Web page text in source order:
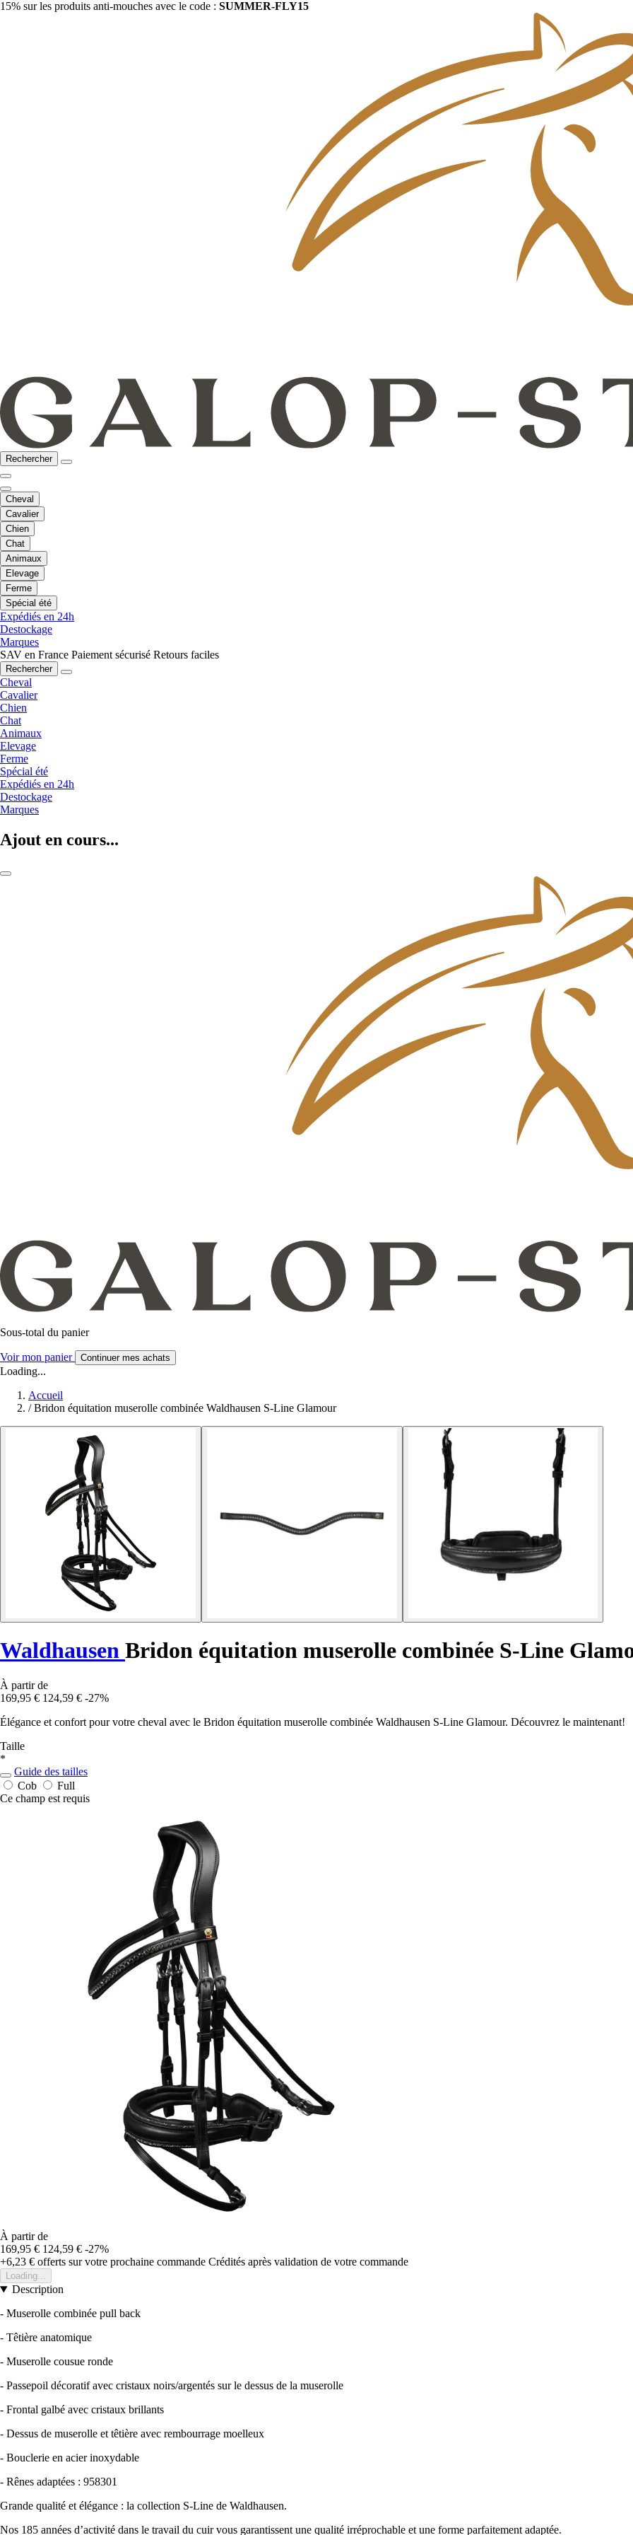
15% sur les produits anti-mouches avec le code : SUMMER-FLY15
Rechercher
Cheval
Cavalier
Chien
Chat
Animaux
Elevage
Ferme
Spécial été
Expédiés en 24h
Destockage
Marques
SAV en France Paiement sécurisé Retours faciles
Rechercher
Cheval
Cavalier
Chien
Chat
Animaux
Elevage
Ferme
Spécial été
Expédiés en 24h
Destockage
Marques
Ajout en cours...
Sous-total du panier
Voir mon panier Continuer mes achats
Loading...
Accueil
/ Bridon équitation muserolle combinée Waldhausen S-Line Glamour
Waldhausen Bridon équitation muserolle combinée S-Line
À partir de
169,95 € 124,59 € -27%
Élégance et confort pour votre cheval avec le Bridon équitation muserolle combinée Waldhausen S-Line Glamour. Découvrez le maintenant!
Taille
*
Guide des tailles
Cob
Full
Ce champ est requis
À partir de
169,95 € 124,59 € -27%
+6,23 € offerts sur votre prochaine commande Crédités après validation de votre commande
Loading...
Description
- Muserolle combinée pull back
- Têtière anatomique
- Muserolle cousue ronde
- Passepoil décoratif avec cristaux noirs/argentés sur le dessus de la muserolle
- Frontal galbé avec cristaux brillants
- Dessus de muserolle et têtière avec rembourrage moelleux
- Bouclerie en acier inoxydable
- Rênes adaptées : 958301
Grande qualité et élégance : la collection S-Line de Waldhausen.
Nos 185 années d’activité dans le travail du cuir vous garantissent une qualité irréprochable et une forme parfaitement adaptée.